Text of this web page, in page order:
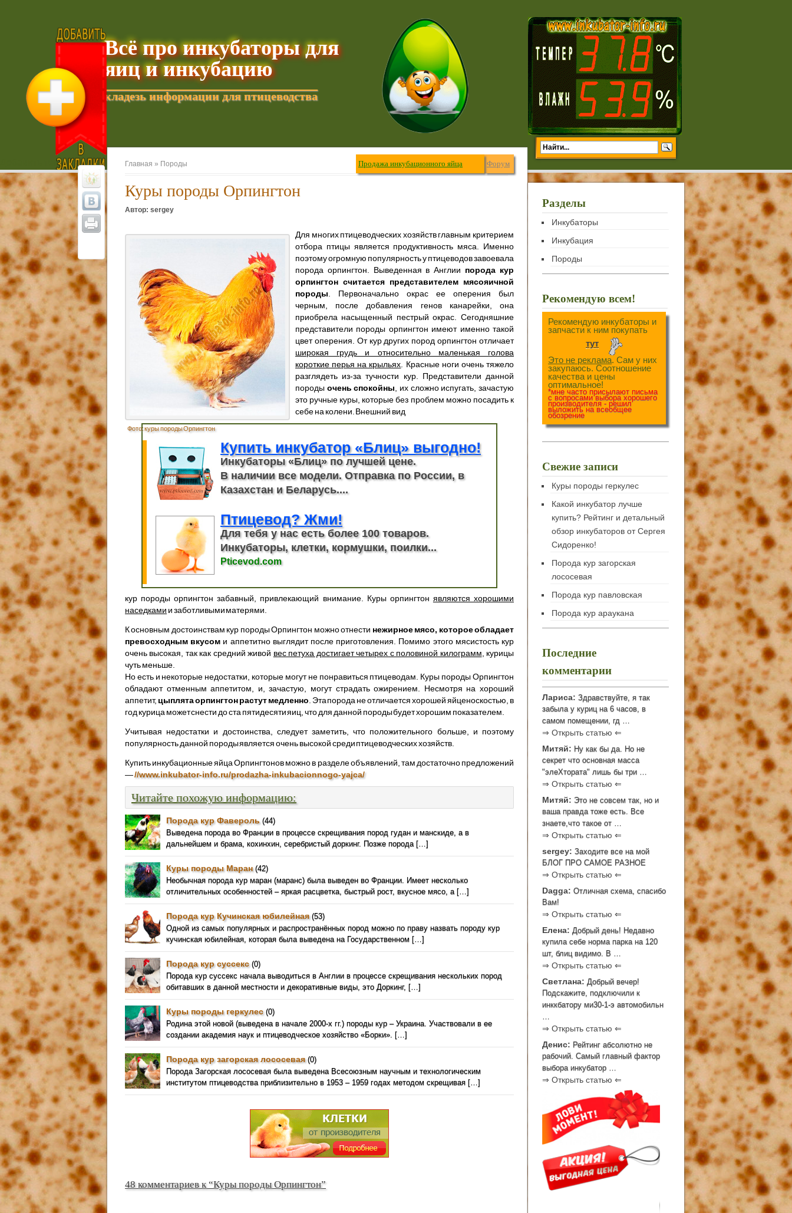
Всё про инкубаторы для
яиц и инкубацию
кладезь информации для птицеводства
Добавить текущую страницу в Избранное Форум
Продажа инкубационного яйца
Главная » Породы
Куры породы Орпингтон
Автор: sergey
Фото: куры породы Орпингтон
Для многих птицеводческих хозяйств главным критерием
отбора птицы является продуктивность мяса. Именно
поэтому огромную популярность у птицеводов завоевала
порода орпингтон. Выведенная в Англии порода кур
орпингтон считается представителем мясояичной
породы . Первоначально окрас ее оперения был
черным, после добавления генов канарейки, она
приобрела насыщенный пестрый окрас. Сегодняшние
представители породы орпингтон имеют именно такой
цвет оперения. От кур других пород орпингтон отличает
широкая грудь и относительно маленькая голова
короткие перья на крыльях . Красные ноги очень тяжело
разглядеть из-за тучности кур. Представители данной
породы очень спокойны , их сложно испугать, зачастую
это ручные куры, которые без проблем можно посадить к
себе на колени. Внешний вид
Купить инкубатор «Блиц» выгодно!
Инкубаторы «Блиц» по лучшей цене.
В наличии все модели. Отправка по России, в
Казахстан и Беларусь....
Птицевод? Жми!
Для тебя у нас есть более 100 товаров.
Инкубаторы, клетки, кормушки, поилки...
Pticevod.com
кур породы орпингтон забавный, привлекающий внимание. Куры орпингтон являются хорошими
наседками и заботливыми матерями.
К основным достоинствам кур породы Орпингтон можно отнести нежирное мясо, которое обладает
превосходным вкусом и аппетитно выглядит после приготовления. Помимо этого мясистость кур
очень высокая, так как средний живой вес петуха достигает четырех с половиной килограмм , курицы
чуть меньше.
Но есть и некоторые недостатки, которые могут не понравиться птицеводам. Куры породы Орпингтон
обладают отменным аппетитом, и, зачастую, могут страдать ожирением. Несмотря на хороший
аппетит, цыплята орпингтон растут медленно . Эта порода не отличается хорошей яйценоскостью, в
год курица может снести до ста пятидесяти яиц, что для данной породы будет хорошим показателем.
Учитывая недостатки и достоинства, следует заметить, что положительного больше, и поэтому
популярность данной породы является очень высокой среди птицеводческих хозяйств.
Купить инкубационные яйца Орпингтонов можно в разделе объявлений, там достаточно предложений
—//www.inkubator-info.ru/prodazha-inkubacionnogo-yajca/
Читайте похожую информацию:
Порода кур Фавероль(44)
Выведена порода во Франции в процессе скрещивания пород гудан и манскиде, а в
дальнейшем и брама, кохинхин, серебристый доркинг. Позже порода […]
Куры породы Маран(42)
Необычная порода кур маран (маранс) была выведен во Франции. Имеет несколько
отличительных особенностей – яркая расцветка, быстрый рост, вкусное мясо, а […]
Порода кур Кучинская юбилейная(53)
Одной из самых популярных и распространённых пород можно по праву назвать породу кур
кучинская юбилейная, которая была выведена на Государственном […]
Порода кур суссекс(0)
Порода кур суссекс начала выводиться в Англии в процессе скрещивания нескольких пород
обитавших в данной местности и декоративные виды, это Доркинг, […]
Куры породы геркулес(0)
Родина этой новой (выведена в начале 2000-х гг.) породы кур – Украина. Участвовали в ее
создании академия наук и птицеводческое хозяйство «Борки». […]
Порода кур загорская лососевая(0)
Порода Загорская лососевая была выведена Всесоюзным научным и технологическим
институтом птицеводства приблизительно в 1953 – 1959 годах методом скрещивая […]
48 комментариев к “Куры породы Орпингтон”
Разделы
Инкубаторы
Инкубация
Породы
Рекомендую всем!
Рекомендую инкубаторы и
запчасти к ним покупать
тут
Это не реклама. Сам у них
закупаюсь. Соотношение
качества и цены
оптимальное!
*мне часто присылают письма
с вопросами выбора хорошего
производителя - решил
выложить на всеобщее
обозрение
Свежие записи
Куры породы геркулес
Какой инкубатор лучше
купить? Рейтинг и детальный
обзор инкубаторов от Сергея
Сидоренко!
Порода кур загорская
лососевая
Порода кур павловская
Порода кур араукана
Последние
комментарии
Лариса: Здравствуйте, я так
забыла у куриц на 6 часов, в
самом помещении, гд …
⇒ Открыть статью ⇐
Митяй: Ну как бы да. Но не
секрет что основная масса
"элеХтората" лишь бы три …
⇒ Открыть статью ⇐
Митяй: Это не совсем так, но и
ваша правда тоже есть. Все
знаете,что такое от …
⇒ Открыть статью ⇐
sergey: Заходите все на мой
БЛОГ ПРО САМОЕ РАЗНОЕ
⇒ Открыть статью ⇐
Dagga: Отличная схема, спасибо
Вам!
⇒ Открыть статью ⇐
Елена: Добрый день! Недавно
купила себе норма парка на 120
шт, блиц видимо. В …
⇒ Открыть статью ⇐
Светлана: Добрый вечер!
Подскажите, подключили к
инккбатору ми30-1-э автомобильн
…
⇒ Открыть статью ⇐
Денис: Рейтинг абсолютно не
рабочий. Самый главный фактор
выбора инкубатор …
⇒ Открыть статью ⇐